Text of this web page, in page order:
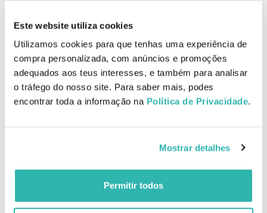
Este website utiliza cookies
Utilizamos cookies para que tenhas uma experiência de
compra personalizada, com anúncios e promoções
adequados aos teus interesses, e também para analisar
o tráfego do nosso site. Para saber mais, podes
encontrar toda a informação na Política de Privacidade.
Mostrar detalhes
Permitir todos
Cedro Atlas
Notas de Coração: Âmbar Gris
Notas de Fundo: Elemí, Aguaribay e Limão
Como aplicar
Aplicar numa área aberta e criar uma névoa em redor do seu corpo
para um efeito fragrância subtil e uniforme.
EAN: 3346130008453